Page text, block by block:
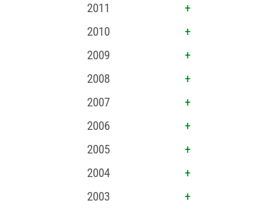
2011
2010
2009
2008
2007
2006
2005
2004
2003